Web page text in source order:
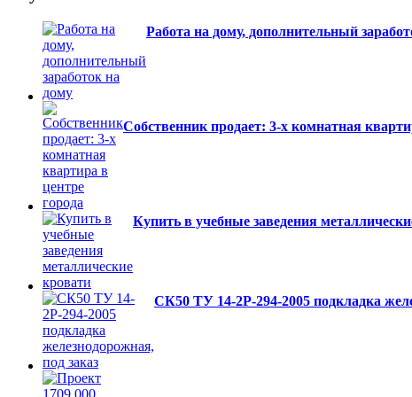
Работа на дому, дополнительный
Собственник продает: 3-х комнатная
Купить в учебные заведения
СК50 ТУ 14-2Р-294-2005 подкладка